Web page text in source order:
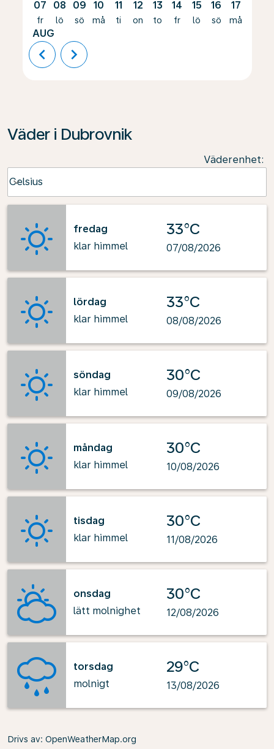
07
fr
AUG
08
lö
09
sö
10
må
11
ti
12
on
13
to
14
fr
15
lö
16
sö
17
må
chevron_left chevron_right
Väder i Dubrovnik
Väderenhet:
Celsius
keyboard_arrow_down
fredag
klar himmel
33°C
07/08/2026
lördag
klar himmel
33°C
08/08/2026
söndag
klar himmel
30°C
09/08/2026
måndag
klar himmel
30°C
10/08/2026
tisdag
klar himmel
30°C
11/08/2026
onsdag
lätt molnighet
30°C
12/08/2026
torsdag
molnigt
29°C
13/08/2026
Drivs av: OpenWeatherMap.org